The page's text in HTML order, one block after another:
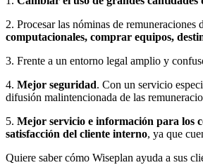
2. Procesar las nóminas de remuneraciones
computacionales, comprar equipos,
3. Frente a un entorno legal amplio y
4. Mejor seguridad. Con un servicio
difusión malintencionada de las
5. Mejor servicio e información para los
satisfacción del cliente interno, ya que
Quiere saber cómo Wiseplan ayuda a sus